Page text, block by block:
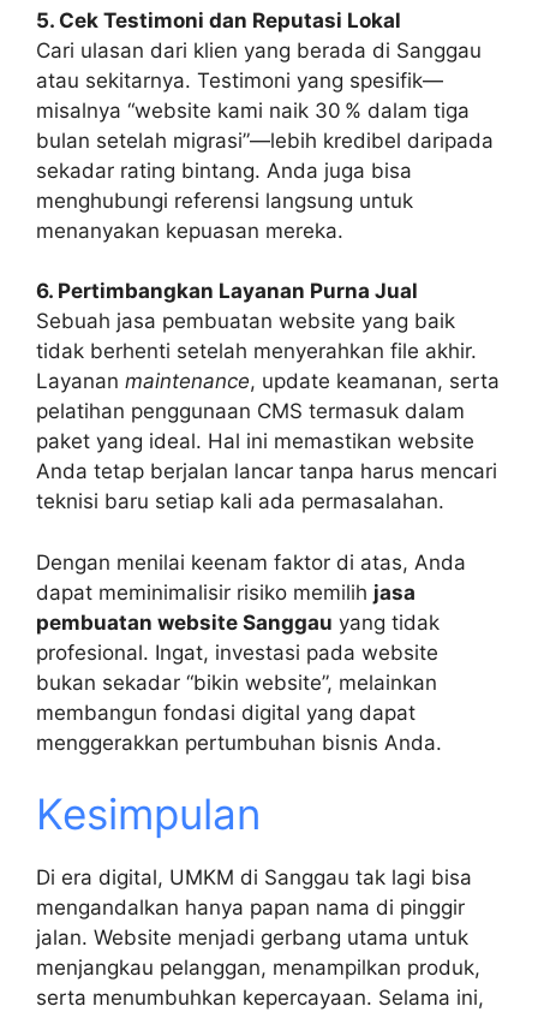
5. Cek Testimoni dan Reputasi Lokal
Cari ulasan dari klien yang berada di Sanggau
atau sekitarnya. Testimoni yang spesifik—
misalnya “website kami naik 30 % dalam tiga
bulan setelah migrasi”—lebih kredibel daripada
sekadar rating bintang. Anda juga bisa
menghubungi referensi langsung untuk
menanyakan kepuasan mereka.
6. Pertimbangkan Layanan Purna Jual
Sebuah jasa pembuatan website yang baik
tidak berhenti setelah menyerahkan file akhir.
Layanan maintenance, update keamanan, serta
pelatihan penggunaan CMS termasuk dalam
paket yang ideal. Hal ini memastikan website
Anda tetap berjalan lancar tanpa harus mencari
teknisi baru setiap kali ada permasalahan.
Dengan menilai keenam faktor di atas, Anda
dapat meminimalisir risiko memilih jasa
pembuatan website Sanggau yang tidak
profesional. Ingat, investasi pada website
bukan sekadar “bikin website”, melainkan
membangun fondasi digital yang dapat
menggerakkan pertumbuhan bisnis Anda.
Kesimpulan
Di era digital, UMKM di Sanggau tak lagi bisa
mengandalkan hanya papan nama di pinggir
jalan. Website menjadi gerbang utama untuk
menjangkau pelanggan, menampilkan produk,
serta menumbuhkan kepercayaan. Selama ini,